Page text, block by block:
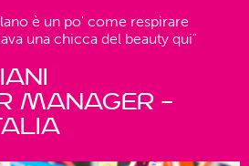
è un po' come respirare
una chicca del beauty qui"
Manager –